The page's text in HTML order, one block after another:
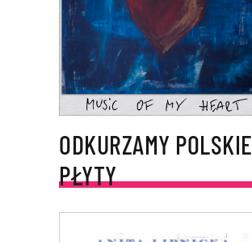
ODKURZAMY POLSKIE
PŁYTY